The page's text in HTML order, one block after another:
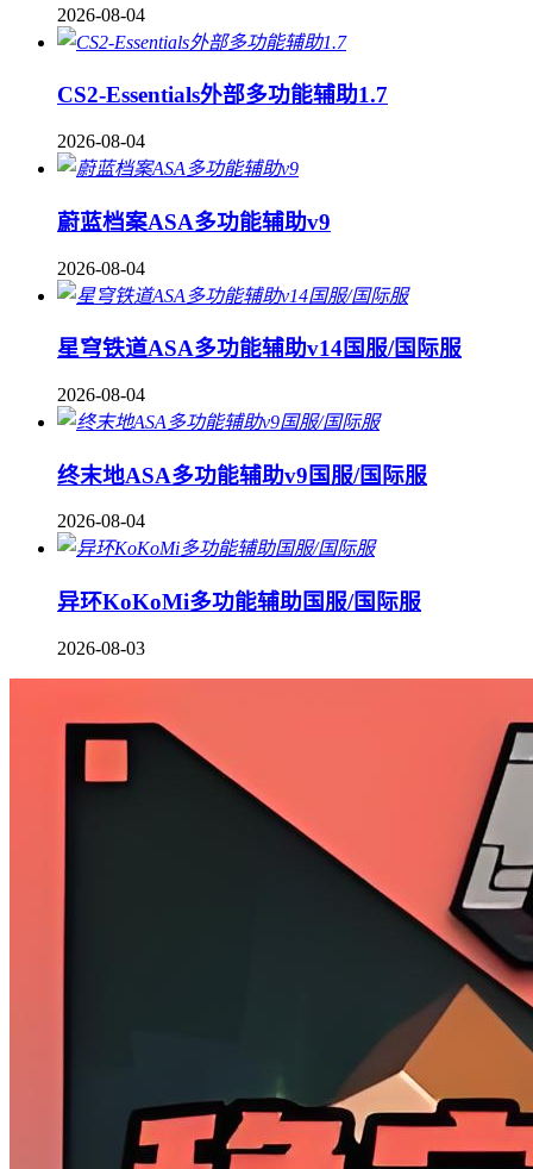
2026-08-04
CS2-Essentials外部多功能辅助1.7
2026-08-04
蔚蓝档案ASA多功能辅助v9
2026-08-04
星穹铁道ASA多功能辅助v14国服/国际服
2026-08-04
终末地ASA多功能辅助v9国服/国际服
2026-08-04
异环KoKoMi多功能辅助国服/国际服
2026-08-03